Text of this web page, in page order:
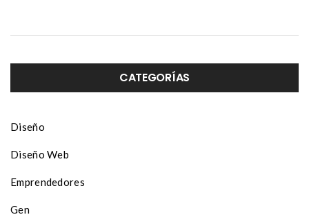
CATEGORÍAS
Diseño
Diseño Web
Emprendedores
Gen